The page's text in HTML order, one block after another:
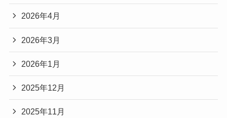
2026年4月
2026年3月
2026年1月
2025年12月
2025年11月